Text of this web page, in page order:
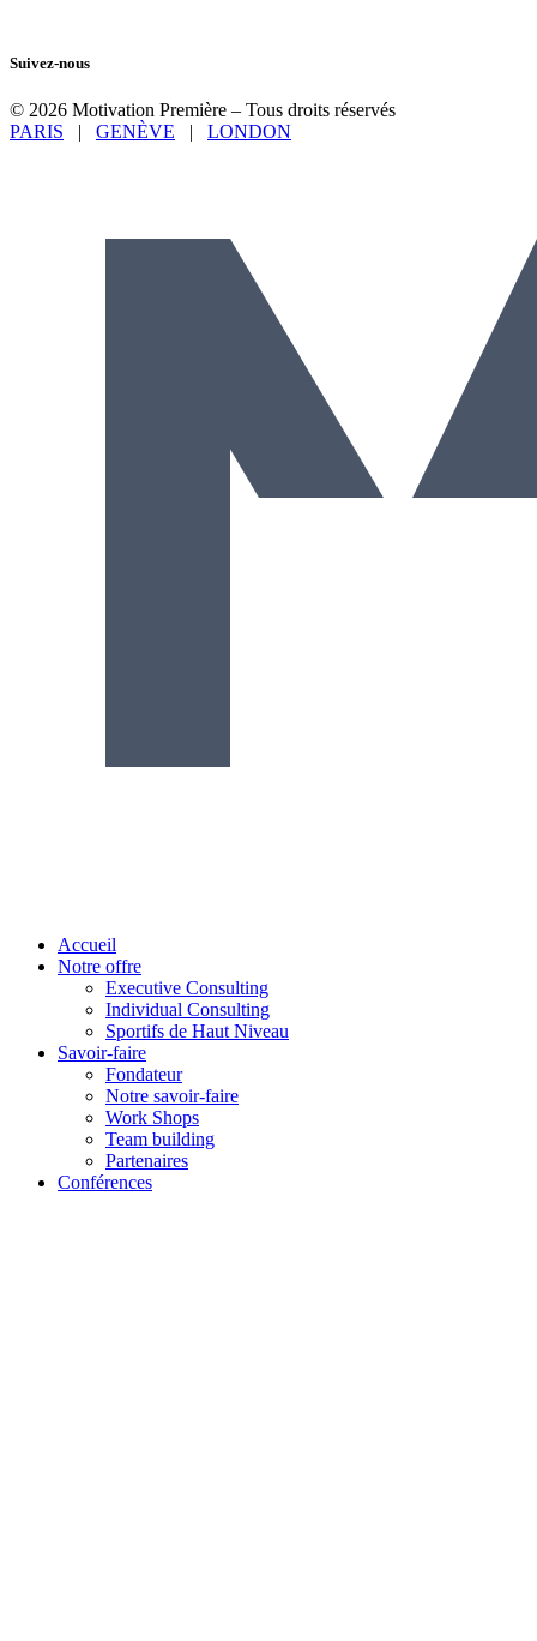
Suivez-nous
© 2026 Motivation Première – Tous droits réservés
PARIS | GENÈVE | LONDON
Accueil
Notre offre
Executive Consulting
Individual Consulting
Sportifs de Haut Niveau
Savoir-faire
Fondateur
Notre savoir-faire
Work Shops
Team building
Partenaires
Conférences